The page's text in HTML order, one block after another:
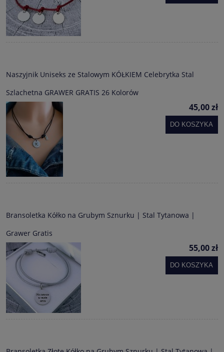
Naszyjnik Uniseks ze Stalowym KÓŁKIEM Celebrytka Stal
Szlachetna GRAWER GRATIS 26 Kolorów
45,00 zł
DO KOSZYKA
Bransoletka Kółko na Grubym Sznurku | Stal Tytanowa |
Grawer Gratis
55,00 zł
DO KOSZYKA